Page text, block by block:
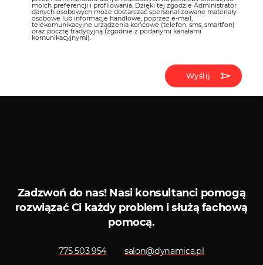
moich preferencji i profilowania. Dzięki tej zgodzie Administrator
danych osobowych może dostarczać spersonalizowane materiały
osobowe lub informacje handlowe, poprzez e-mail,
telekomunikacyjne urządzenia końcowe (telefon, sms, smartfon)
oraz pocztę tradycyjną (zgodnie z podanymi kanałami
komunikacyjnymi).
Wyślij
Zadzwoń do nas!Nasi konsultanci pomogą
rozwiązać Ci każdy problem i służą fachową
pomocą.
775 503 954 salon@dynamica.pl